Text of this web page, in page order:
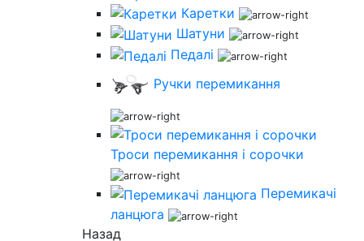
Каретки
Шатуни
Педалі
Ручки перемикання
Троси перемикання і сорочки
Перемикачі
ланцюга
Назад